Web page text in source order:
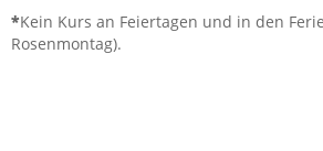
*Kein Kurs an Feiertagen und in den
Rosenmontag).